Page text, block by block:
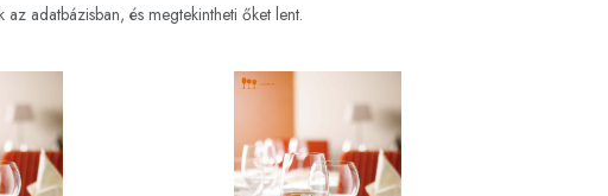
adatbázisban, és megtekintheti őket lent.